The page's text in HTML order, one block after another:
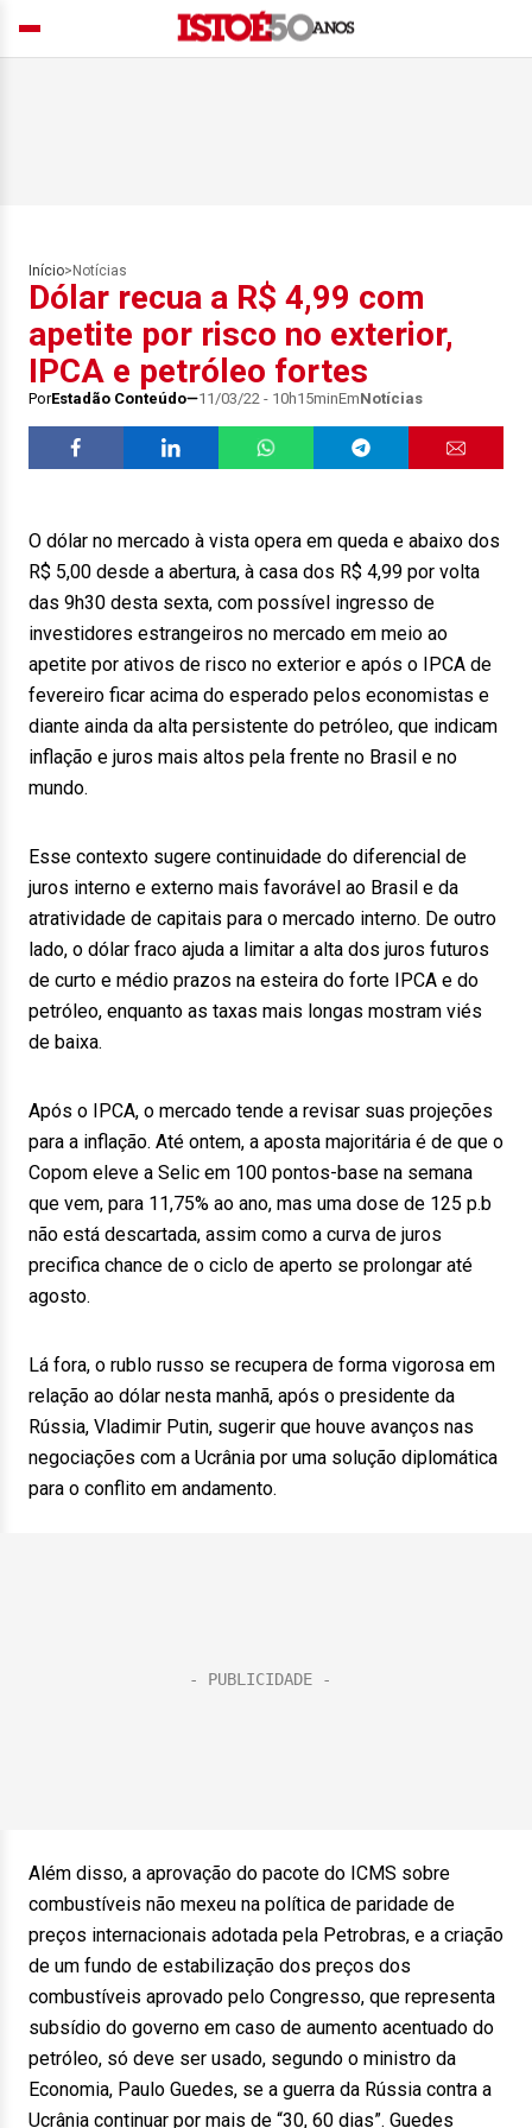
Início> Notícias
Dólar recua a R$ 4,99 com
apetite por risco no exterior,
IPCA e petróleo fortes
PorEstadão Conteúdo 11/03/22 - 10h15minEmNotícias
O dólar no mercado à vista opera em queda e abaixo dos
R$ 5,00 desde a abertura, à casa dos R$ 4,99 por volta
das 9h30 desta sexta, com possível ingresso de
investidores estrangeiros no mercado em meio ao
apetite por ativos de risco no exterior e após o IPCA de
fevereiro ficar acima do esperado pelos economistas e
diante ainda da alta persistente do petróleo, que indicam
inflação e juros mais altos pela frente no Brasil e no
mundo.
Esse contexto sugere continuidade do diferencial de
juros interno e externo mais favorável ao Brasil e da
atratividade de capitais para o mercado interno. De outro
lado, o dólar fraco ajuda a limitar a alta dos juros futuros
de curto e médio prazos na esteira do forte IPCA e do
petróleo, enquanto as taxas mais longas mostram viés
de baixa.
Após o IPCA, o mercado tende a revisar suas projeções
para a inflação. Até ontem, a aposta majoritária é de que o
Copom eleve a Selic em 100 pontos-base na semana
que vem, para 11,75% ao ano, mas uma dose de 125 p.b
não está descartada, assim como a curva de juros
precifica chance de o ciclo de aperto se prolongar até
agosto.
Lá fora, o rublo russo se recupera de forma vigorosa em
relação ao dólar nesta manhã, após o presidente da
Rússia, Vladimir Putin, sugerir que houve avanços nas
negociações com a Ucrânia por uma solução diplomática
para o conflito em andamento.
Além disso, a aprovação do pacote do ICMS sobre
combustíveis não mexeu na política de paridade de
preços internacionais adotada pela Petrobras, e a criação
de um fundo de estabilização dos preços dos
combustíveis aprovado pelo Congresso, que representa
subsídio do governo em caso de aumento acentuado do
petróleo, só deve ser usado, segundo o ministro da
Economia, Paulo Guedes, se a guerra da Rússia contra a
Ucrânia continuar por mais de “30, 60 dias”. Guedes